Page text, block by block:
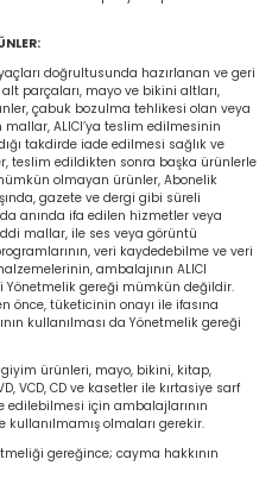
doğrultusunda hazırlanan ve geri
parçaları, mayo ve bikini altları,
çabuk bozulma tehlikesi olan veya
ALICI’ya teslim edilmesinin
takdirde iade edilmesi sağlık ve
teslim edildikten sonra başka ürünlerle
olmayan ürünler, Abonelik
gazete ve dergi gibi süreli
anında ifa edilen hizmetler veya
mallar, ile ses veya görüntü
veri kaydedebilme ve veri
ambalajının ALICI
Yönetmelik gereği mümkün değildir.
önce, tüketicinin onayı ile ifasına
kullanılması da Yönetmelik gereği
ürünleri, mayo, bikini, kitap,
VCD, CD ve kasetler ile kırtasiye sarf
edilebilmesi için ambalajlarının
kullanılmamış olmaları gerekir.
gereğince; cayma hakkının